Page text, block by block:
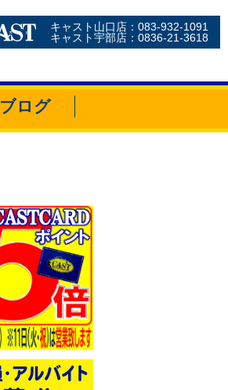
キャスト山口店：083-932-1091
キャスト宇部店：0836-21-3618
ブログ